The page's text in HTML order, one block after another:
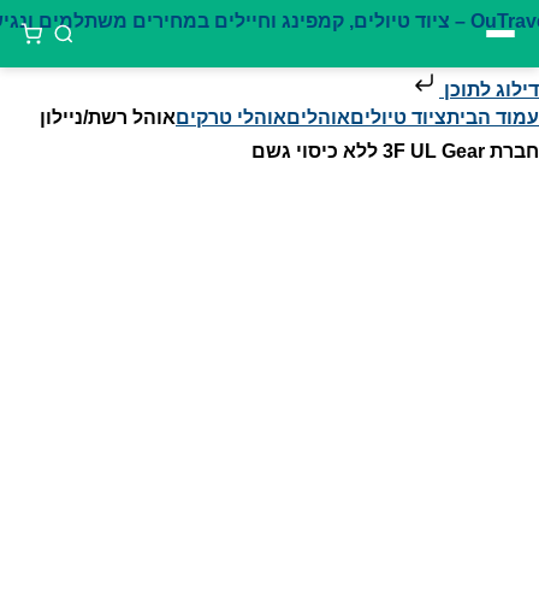
דילוג לתוכן
עמוד הביתציוד טיוליםאוהליםאוהלי טרקיםאוהל רשת/ניילון
חברת 3F UL Gear ללא כיסוי גשם